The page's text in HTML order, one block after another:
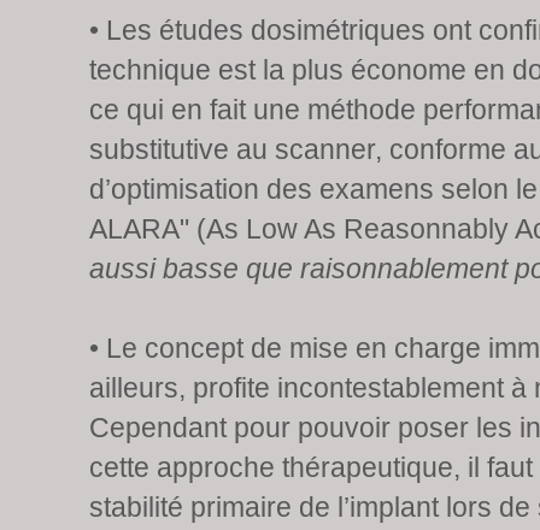
• Les études dosimétriques ont
technique est la plus économe en
ce qui en fait une méthode
substitutive au scanner, conforme
d’optimisation des examens selon
ALARA" (As Low As Reasonnably
aussi basse que raisonnablement
• Le concept de mise en charge
ailleurs, profite incontestablement à
Cependant pour pouvoir poser les
cette approche thérapeutique, il
stabilité primaire de l’implant lors